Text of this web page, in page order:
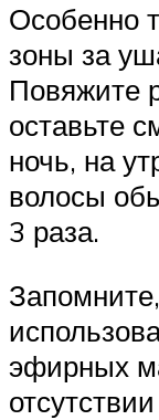
Особенно
зоны за
Повяжите
оставьте
ночь, на
волосы
3 раза.
эфирных